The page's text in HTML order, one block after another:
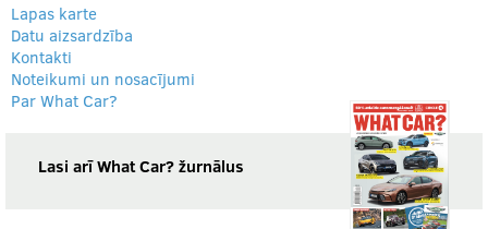
Lapas karte
Datu aizsardzība
Kontakti
Noteikumi un nosacījumi
Par What Car?
Lasi arī What Car? žurnālus